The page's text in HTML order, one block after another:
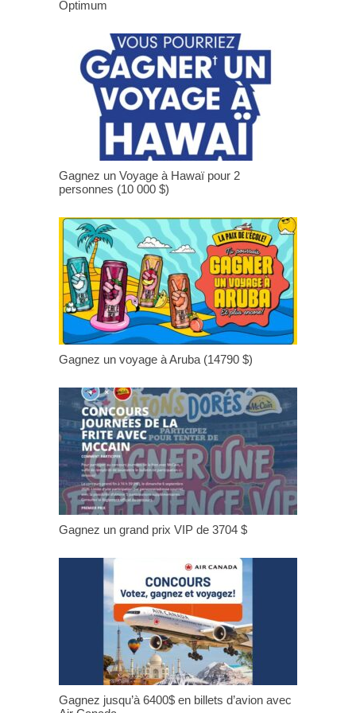
Optimum
Gagnez un Voyage à Hawaï pour 2
personnes (10 000 $)
Gagnez un voyage à Aruba (14790 $)
Gagnez un grand prix VIP de 3704 $
Gagnez jusqu’à 6400$ en billets d’avion avec